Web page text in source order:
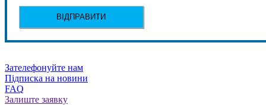
Зателефонуйте нам
Підписка на новини
FAQ
Залиште заявку